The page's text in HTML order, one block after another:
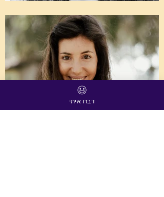
דברו איתי